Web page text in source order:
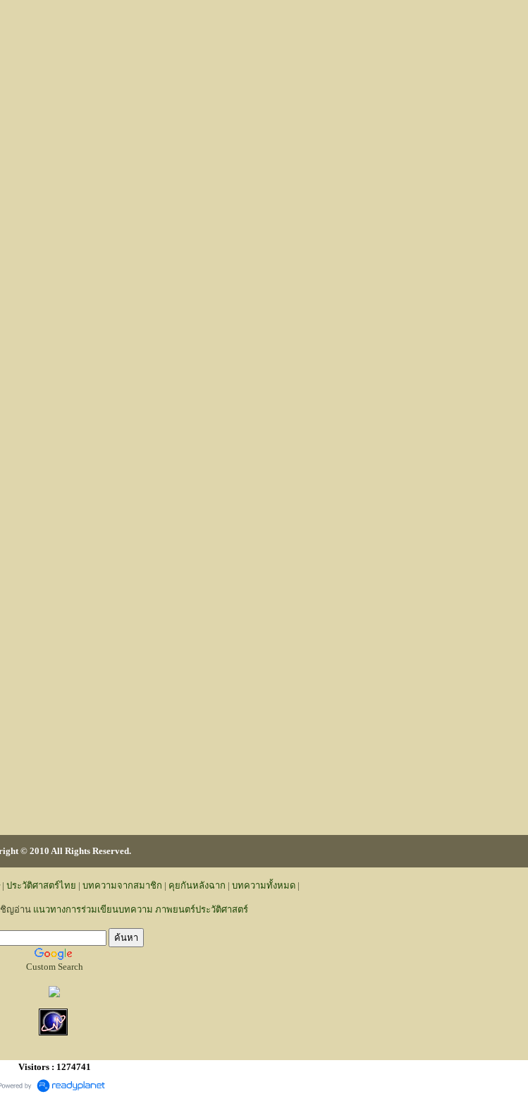
© 2010 All Rights Reserved.
| ประวัติศาสตร์ไทย | บทความจากสมาชิก | คุยกันหลังฉาก | บทความทั้งหมด |
ชิญอ่าน แนวทางการร่วมเขียนบทความ ภาพยนตร์ประวัติศาสตร์
Custom Search
Visitors : 1274741